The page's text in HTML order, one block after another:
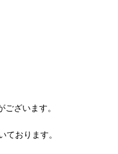
ざいます。
おります。